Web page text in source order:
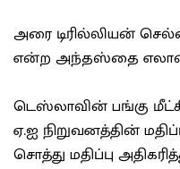
அரை டிரில்லியன்
என்ற அந்தஸ்தை எலான்
டெஸ்லாவின் பங்கு
ஏ.ஐ நிறுவனத்தின்
சொத்து மதிப்பு